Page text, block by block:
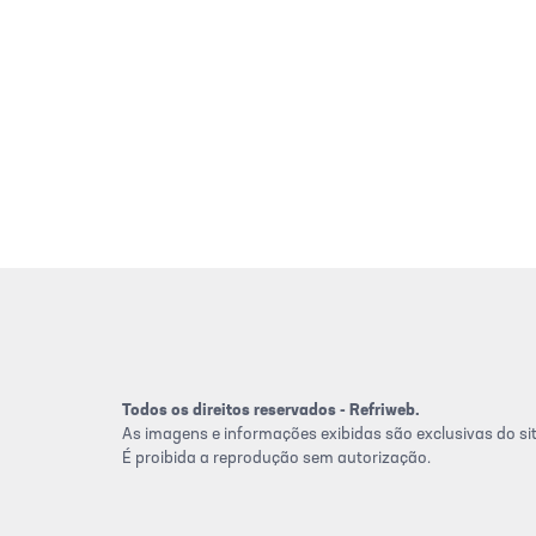
Todos os direitos reservados - Refriweb.
As imagens e informações exibidas são exclusivas do
É proibida a reprodução sem autorização.